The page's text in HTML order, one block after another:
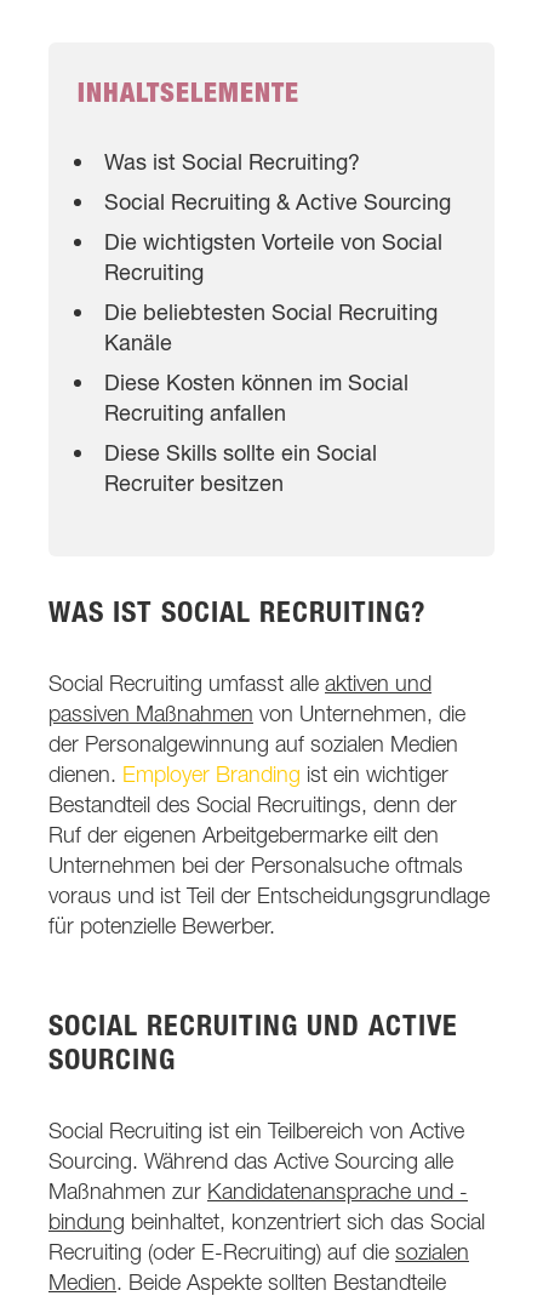
INHALTSELEMENTE
Was ist Social Recruiting?
Social Recruiting & Active Sourcing
Die wichtigsten Vorteile von Social
Recruiting
Die beliebtesten Social Recruiting
Kanäle
Diese Kosten können im Social
Recruiting anfallen
Diese Skills sollte ein Social
Recruiter besitzen
WAS IST SOCIAL RECRUITING?
Social Recruiting umfasst alle aktiven und
passiven Maßnahmen von Unternehmen, die
der Personalgewinnung auf sozialen Medien
dienen. Employer Branding ist ein wichtiger
Bestandteil des Social Recruitings, denn der
Ruf der eigenen Arbeitgebermarke eilt den
Unternehmen bei der Personalsuche oftmals
voraus und ist Teil der Entscheidungsgrundlage
für potenzielle Bewerber.
SOCIAL RECRUITING UND ACTIVE
SOURCING
Social Recruiting ist ein Teilbereich von Active
Sourcing. Während das Active Sourcing alle
Maßnahmen zur Kandidatenansprache und -
bindung beinhaltet, konzentriert sich das Social
Recruiting (oder E-Recruiting) auf die sozialen
Medien. Beide Aspekte sollten Bestandteile